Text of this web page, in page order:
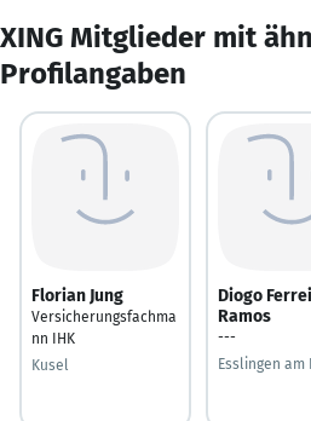
XING Mitglieder mit
Profilangaben
Florian Jung
Versicherungsfachma
nn IHK
Kusel
Diogo
Ramos
---
Esslingen am